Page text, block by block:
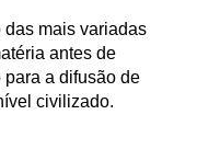
das mais variadas
antes de
a difusão de
civilizado.